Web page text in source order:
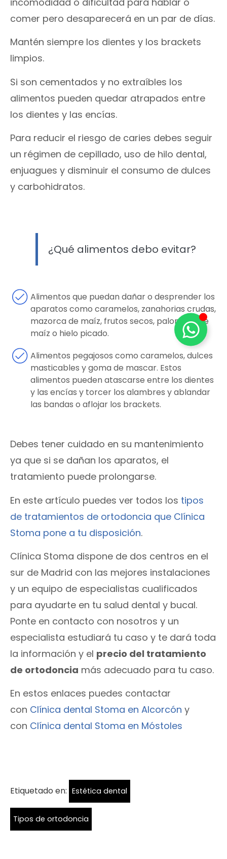
comer pero desaparecerá en un par de días.
Mantén siempre los dientes y los brackets
limpios.
Si son cementados y no extraíbles los
alimentos pueden quedar atrapados entre
los dientes y las encías.
Para reducir el riesgo de caries debes seguir
un régimen de cepillado, uso de hilo dental,
enjuagues y disminuir el consumo de dulces
y carbohidratos.
¿Qué alimentos debo evitar?
Alimentos que puedan dañar o desprender los
aparatos como caramelos, zanahorias crudas,
mazorca de maíz, frutos secos, palomitas de
maíz o hielo picado.
Alimentos pegajosos como caramelos, dulces
masticables y goma de mascar. Estos
alimentos pueden atascarse entre los dientes
y las encías y torcer los alambres y ablandar
las bandas o aflojar los brackets.
Debes tener cuidado en su mantenimiento
ya que si se dañan los aparatos, el
tratamiento puede prolongarse.
En este artículo puedes ver todos los tipos
de tratamientos de ortodoncia que Clínica
Stoma pone a tu disposición.
Clínica Stoma dispone de dos centros en el
sur de Madrid con las mejores instalaciones
y un equipo de especialistas cualificados
para ayudarte en tu salud dental y bucal.
Ponte en contacto con nosotros y un
especialista estudiará tu caso y te dará toda
la información y el precio del tratamiento
de ortodoncia más adecuado para tu caso.
En estos enlaces puedes contactar
con Clínica dental Stoma en Alcorcón y
con Clínica dental Stoma en Móstoles
Etiquetado en: Estética dental
Tipos de ortodoncia